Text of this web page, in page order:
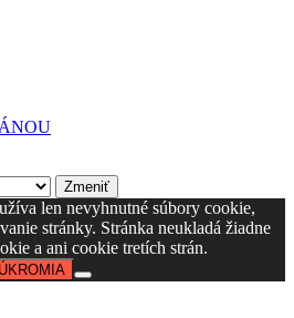
len nevyhnutné súbory cookie,
stránky. Stránka neukladá žiadne
a ani cookie tretích strán.